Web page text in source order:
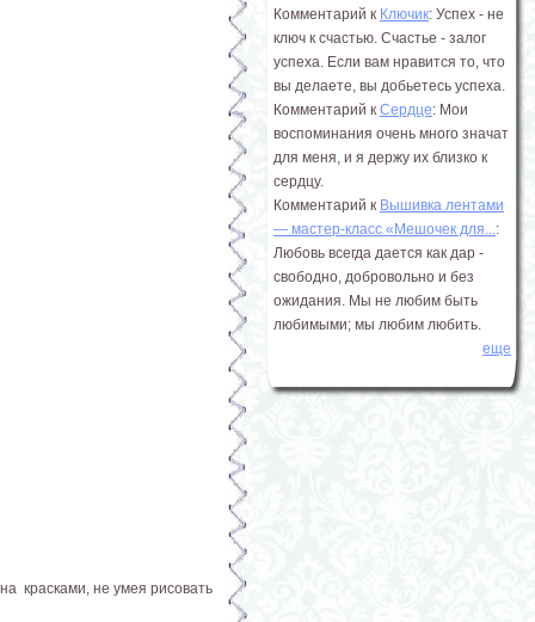
красками, не умея рисовать
Комментарий к Ключик: Успех - не
ключ к счастью. Счастье - залог
успеха. Если вам нравится то, что
вы делаете, вы добьетесь успеха.
Комментарий к Сердце: Мои
воспоминания очень много значат
для меня, и я держу их близко к
сердцу.
Комментарий к Вышивка лентами
― мастер-класс «Мешочек для...:
Любовь всегда дается как дар -
свободно, добровольно и без
ожидания. Мы не любим быть
любимыми; мы любим любить.
еще